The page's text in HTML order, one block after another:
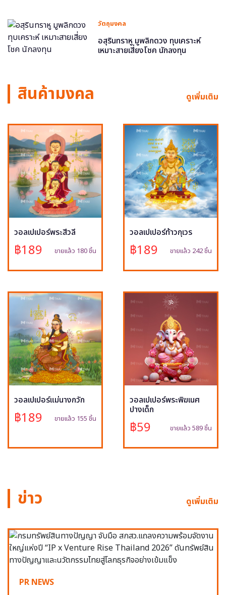
วัตถุมงคล
อสุรินทราหู มูพลิกดวง ทุบเคราะห์
เหมาะสายเสี่ยงโชค นักลงทุน
สินค้ามงคล ดูเพิ่มเติม
วอลเปเปอร์พระสีวลี
฿189 ขายแล้ว 180 ชิ้น
วอลเปเปอร์ท้าวกุเวร
฿189 ขายแล้ว 242 ชิ้น
วอลเปเปอร์แม่นางกวัก
฿189 ขายแล้ว 155 ชิ้น
วอลเปเปอร์พระพิฆเนศ
ปางเด็ก
฿59 ขายแล้ว 589 ชิ้น
ข่าว ดูเพิ่มเติม
PR NEWS